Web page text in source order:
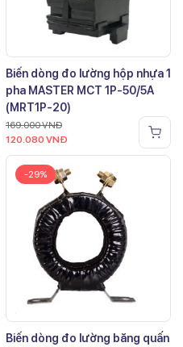
Biến dòng đo lường hộp nhựa 1
pha MASTER MCT 1P-50/5A
(MRT1P-20)
169.000VNĐ
120.080 VNĐ
-29%
Biến dòng đo lường băng quấn